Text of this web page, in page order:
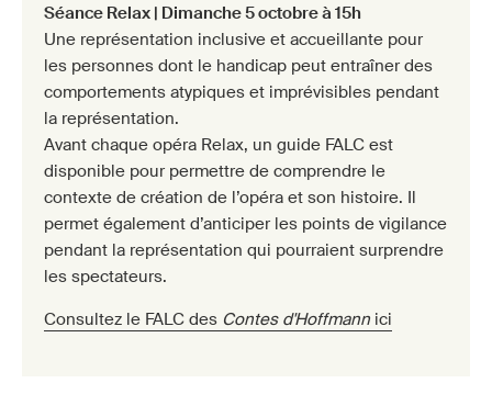
Séance Relax | Dimanche 5 octobre à 15h
Une représentation inclusive et accueillante pour
les personnes dont le handicap peut entraîner des
comportements atypiques et imprévisibles pendant
la représentation.
Avant chaque opéra Relax, un guide FALC est
disponible pour permettre de comprendre le
contexte de création de l’opéra et son histoire. Il
permet également d’anticiper les points de vigilance
pendant la représentation qui pourraient surprendre
les spectateurs.
Consultez le FALC des Contes d'Hoffmann ici